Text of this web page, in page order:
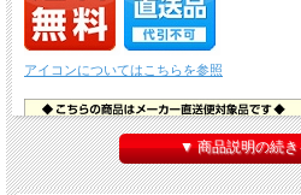
アイコンについてはこちらを参照
▼ 商品説明の続